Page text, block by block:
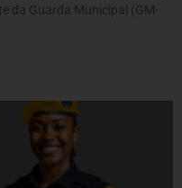
da Guarda Municipal (GM-